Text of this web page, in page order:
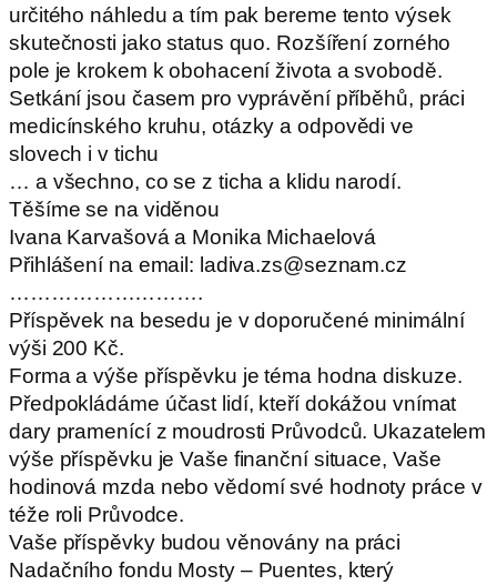
určitého náhledu a tím pak bereme tento výsek
skutečnosti jako status quo. Rozšíření zorného
pole je krokem k obohacení života a svobodě.
Setkání jsou časem pro vyprávění příběhů, práci
medicínského kruhu, otázky a odpovědi ve
slovech i v tichu
… a všechno, co se z ticha a klidu narodí.
Těšíme se na viděnou
Ivana Karvašová a Monika Michaelová
Přihlášení na email: ladiva.zs@seznam.cz
……………………….
Příspěvek na besedu je v doporučené minimální
výši 200 Kč.
Forma a výše příspěvku je téma hodna diskuze.
Předpokládáme účast lidí, kteří dokážou vnímat
dary pramenící z moudrosti Průvodců. Ukazatelem
výše příspěvku je Vaše finanční situace, Vaše
hodinová mzda nebo vědomí své hodnoty práce v
téže roli Průvodce.
Vaše příspěvky budou věnovány na práci
Nadačního fondu Mosty – Puentes, který